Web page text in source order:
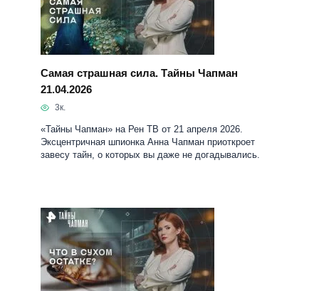
3к.
«Тайны Чапман» на Рен ТВ от 21 апреля 2026.
Эксцентричная шпионка Анна Чапман приоткроет
Что в сухом остатке? Тайны Чапман
16.04.2026
2.7к.
«Тайны Чапман» на Рен ТВ от 16 апреля 2026.